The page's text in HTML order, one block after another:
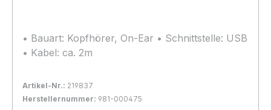
• Bauart: Kopfhörer, On-Ear • Schnittstelle: USB
• Kabel: ca. 2m
Artikel-Nr.: 219837
Herstellernummer: 981-000475